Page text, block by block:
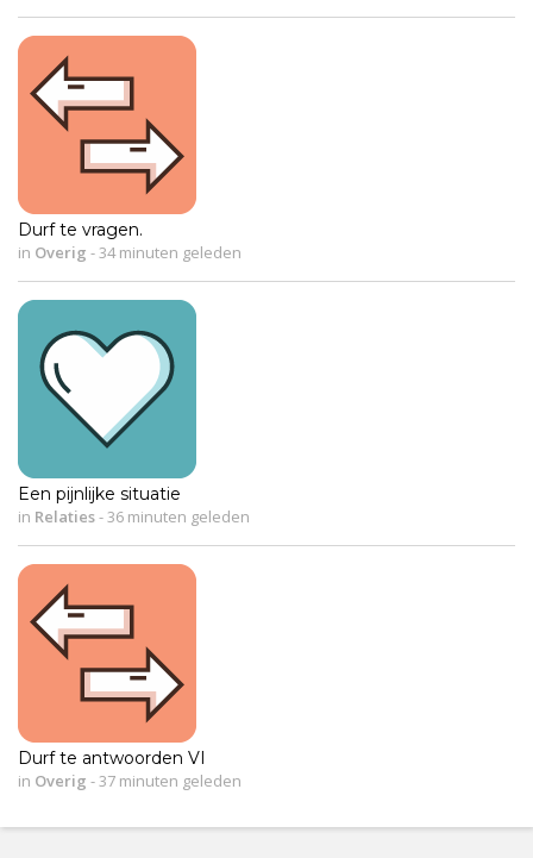
Durf te vragen.
in Overig -34 minuten geleden
Een pijnlijke situatie
in Relaties-36 minuten geleden
Durf te antwoorden VI
in Overig -37 minuten geleden